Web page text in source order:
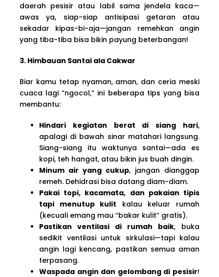
daerah pesisir atau labil sama jendela kaca—
awas ya, siap-siap antisipasi getaran atau
sekadar kipas-bi-aja—jangan remehkan angin
yang tiba-tiba bisa bikin payung beterbangan!
3. Himbauan Santai ala Cakwar
Biar kamu tetap nyaman, aman, dan ceria meski
cuaca lagi “ngocol,” ini beberapa tips yang bisa
membantu:
Hindari kegiatan berat di siang hari,
apalagi di bawah sinar matahari langsung.
Siang-siang itu waktunya santai—ada es
kopi, teh hangat, atau bikin jus buah dingin.
Minum air yang cukup, jangan dianggap
remeh. Dehidrasi bisa datang diam-diam.
Pakai topi, kacamata, dan pakaian tipis
tapi menutup kulit kalau keluar rumah
(kecuali emang mau “bakar kulit” gratis).
Pastikan ventilasi di rumah baik, buka
sedikit ventilasi untuk sirkulasi—tapi kalau
angin lagi kencang, pastikan semua aman
terpasang.
Waspada angin dan gelombang di pesisir!